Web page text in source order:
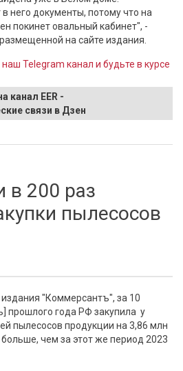
него документы, потому что на
покинет овальный кабинет", -
на сайте издания.
Telegram канал и будьте в курсе
канал EER -
связи в Дзен
в 200 раз
пылесосов
"Коммерсантъ", за 10
прошлого года РФ закупила у
пылесосов продукции на 3,86 млн
чем за этот же период 2023